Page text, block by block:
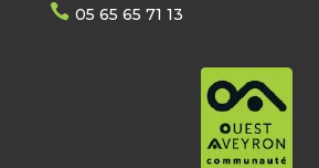
 05 65 65 71 13